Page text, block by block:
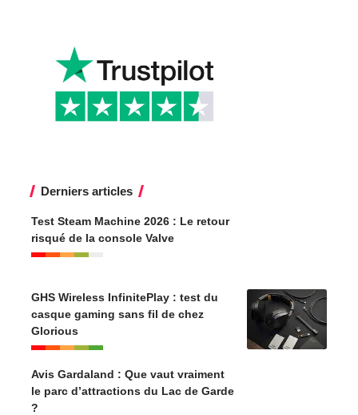
Derniers articles
Test Steam Machine 2026 : Le retour
risqué de la console Valve
GHS Wireless InfinitePlay : test du
casque gaming sans fil de chez
Glorious
Avis Gardaland : Que vaut vraiment
le parc d’attractions du Lac de Garde
?